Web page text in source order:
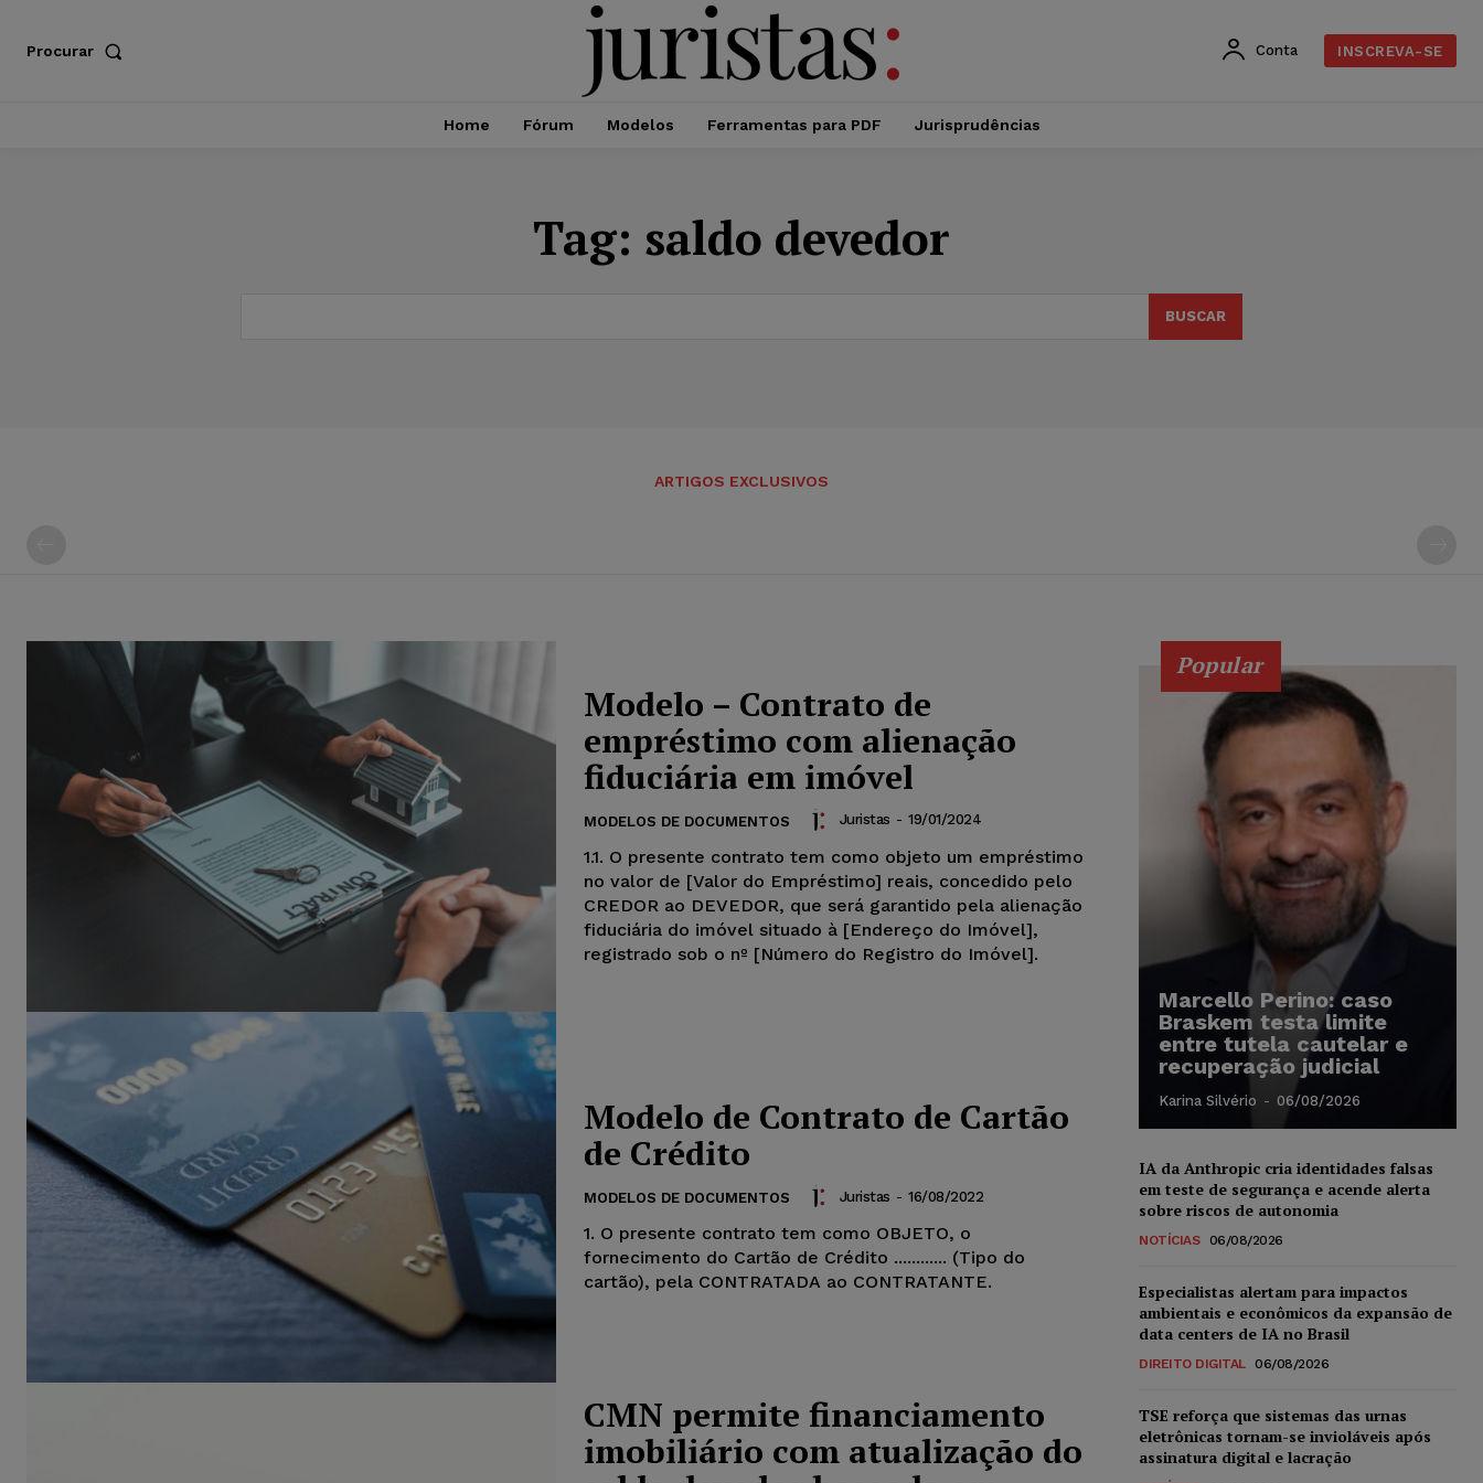
Procurar Conta INSCREVA-SE
Home Fórum Modelos Ferramentas para PDF Jurisprudências
Tag: saldo devedor
BUSCAR
ARTIGOS EXCLUSIVOS
Modelo – Contrato de
empréstimo com alienação
fiduciária em imóvel
MODELOS DE DOCUMENTOS Juristas - 19/01/2024
1.1. O presente contrato tem como objeto um empréstimo
no valor de [Valor do Empréstimo] reais, concedido pelo
CREDOR ao DEVEDOR, que será garantido pela alienação
fiduciária do imóvel situado à [Endereço do Imóvel],
registrado sob o nº [Número do Registro do Imóvel].
Modelo de Contrato de Cartão
de Crédito
MODELOS DE DOCUMENTOS Juristas - 16/08/2022
1. O presente contrato tem como OBJETO, o
fornecimento do Cartão de Crédito ............ (Tipo do
cartão), pela CONTRATADA ao CONTRATANTE.
CMN permite financiamento
imobiliário com atualização do
Popular
Marcello Perino: caso
Braskem testa limite
entre tutela cautelar e
recuperação judicial
Karina Silvério - 06/08/2026
IA da Anthropic cria identidades falsas
em teste de segurança e acende alerta
sobre riscos de autonomia
NOTÍCIAS 06/08/2026
Especialistas alertam para impactos
ambientais e econômicos da expansão de
data centers de IA no Brasil
DIREITO DIGITAL 06/08/2026
TSE reforça que sistemas das urnas
eletrônicas tornam-se invioláveis após
assinatura digital e lacração